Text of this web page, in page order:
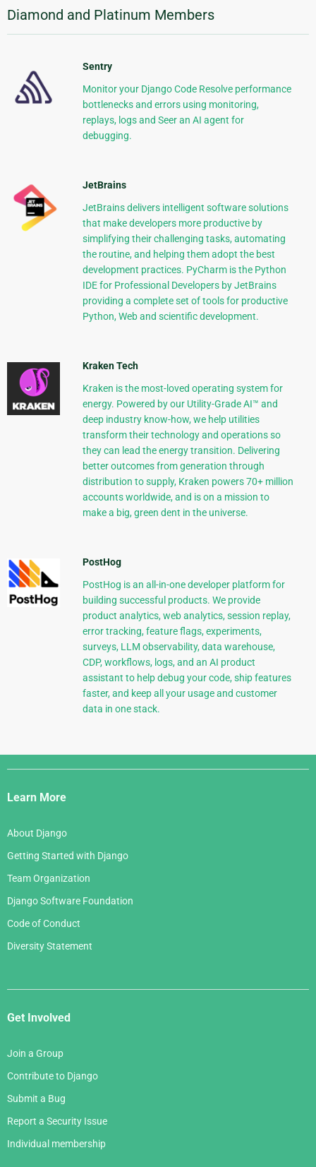
Diamond and Platinum Members
Sentry
Monitor your Django Code Resolve performance
bottlenecks and errors using monitoring,
replays, logs and Seer an AI agent for
debugging.
JetBrains
JetBrains delivers intelligent software solutions
that make developers more productive by
simplifying their challenging tasks, automating
the routine, and helping them adopt the best
development practices. PyCharm is the Python
IDE for Professional Developers by JetBrains
providing a complete set of tools for productive
Python, Web and scientific development.
Kraken Tech
Kraken is the most-loved operating system for
energy. Powered by our Utility-Grade AI™ and
deep industry know-how, we help utilities
transform their technology and operations so
they can lead the energy transition. Delivering
better outcomes from generation through
distribution to supply, Kraken powers 70+ million
accounts worldwide, and is on a mission to
make a big, green dent in the universe.
PostHog
PostHog is an all-in-one developer platform for
building successful products. We provide
product analytics, web analytics, session replay,
error tracking, feature flags, experiments,
surveys, LLM observability, data warehouse,
CDP, workflows, logs, and an AI product
assistant to help debug your code, ship features
faster, and keep all your usage and customer
data in one stack.
Django
Links
Learn More
About Django
Getting Started with Django
Team Organization
Django Software Foundation
Code of Conduct
Diversity Statement
Get Involved
Join a Group
Contribute to Django
Submit a Bug
Report a Security Issue
Individual membership